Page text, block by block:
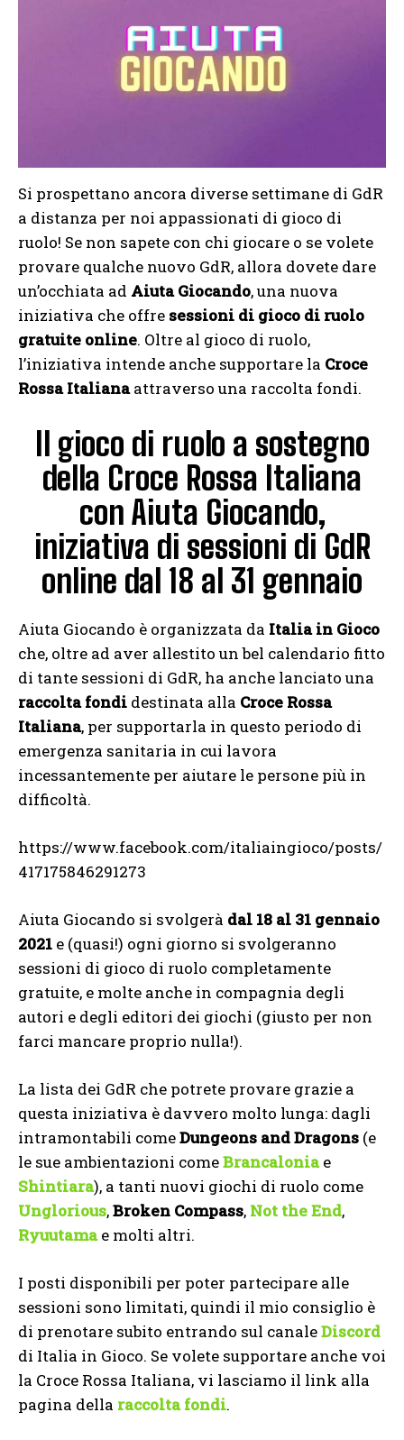
Si prospettano ancora diverse settimane di GdR
a distanza per noi appassionati di gioco di
ruolo! Se non sapete con chi giocare o se volete
provare qualche nuovo GdR, allora dovete dare
un’occhiata ad Aiuta Giocando, una nuova
iniziativa che offre sessioni di gioco di ruolo
gratuite online. Oltre al gioco di ruolo,
l’iniziativa intende anche supportare la Croce
Rossa Italianaattraverso una raccolta fondi.
Il gioco di ruolo a sostegno
della Croce Rossa Italiana
con Aiuta Giocando,
iniziativa di sessioni di GdR
online dal 18 al 31 gennaio
Aiuta Giocando è organizzata da Italia in Gioco
che, oltre ad aver allestito un bel calendario fitto
di tante sessioni di GdR, ha anche lanciato una
raccolta fondi destinata alla Croce Rossa
Italiana, per supportarla in questo periodo di
emergenza sanitaria in cui lavora
incessantemente per aiutare le persone più in
difficoltà.
https://www.facebook.com/italiaingioco/posts/
417175846291273
Aiuta Giocando si svolgerà dal 18 al 31 gennaio
2021 e (quasi!) ogni giorno si svolgeranno
sessioni di gioco di ruolo completamente
gratuite, e molte anche in compagnia degli
autori e degli editori dei giochi (giusto per non
farci mancare proprio nulla!).
La lista dei GdR che potrete provare grazie a
questa iniziativa è davvero molto lunga: dagli
intramontabili comeDungeons and Dragons (e
le sue ambientazioni comeBrancalonia e
Shintiara), a tanti nuovi giochi di ruolo come
Unglorious,Broken Compass, Not the End,
Ryuutama e molti altri.
I posti disponibili per poter partecipare alle
sessioni sono limitati, quindi il mio consiglio è
di prenotare subito entrando sul canaleDiscord
di Italia in Gioco. Se volete supportare anche voi
la Croce Rossa Italiana, vi lasciamo il link alla
pagina della raccolta fondi.